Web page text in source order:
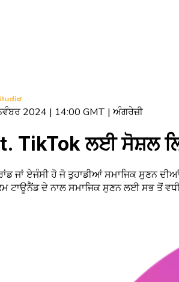
2024 | 14:00 GMT | ਅੰਗਰੇਜ਼ੀ
TikTok ਲਈ ਸੋਸ਼ਲ
ਜਾਂ ਏਜੰਸੀ ਹੋ ਜੋ ਤੁਹਾਡੀਆਂ ਸਮਾਜਿਕ ਸੁਣਨ
ਟਾਊਨੈਂਡ ਦੇ ਨਾਲ ਸਮਾਜਿਕ ਸੁਣਨ ਲਈ ਸਭ ਤੋਂ